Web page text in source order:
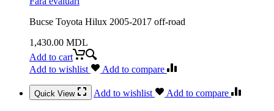
Bucse Toyota Hilux 2005-2017 off-road
1,430.00 MDL
Add to cart
Add to wishlist
Add to compare
Quick View Add to wishlist Add to compare